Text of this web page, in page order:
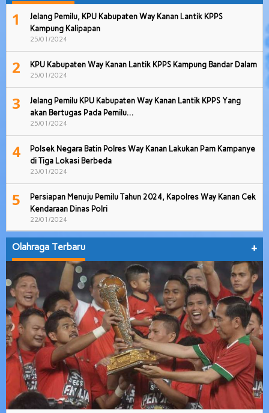
1
Jelang Pemilu, KPU Kabupaten Way Kanan Lantik KPPS
Kampung Kalipapan
25/01/2024
2 KPU Kabupaten Way Kanan Lantik KPPS Kampung Bandar Dalam
25/01/2024
3
Jelang Pemilu KPU Kabupaten Way Kanan Lantik KPPS Yang
akan Bertugas Pada Pemilu…
25/01/2024
4
Polsek Negara Batin Polres Way Kanan Lakukan Pam Kampanye
di Tiga Lokasi Berbeda
23/01/2024
5
Persiapan Menuju Pemilu Tahun 2024, Kapolres Way Kanan Cek
Kendaraan Dinas Polri
22/01/2024
Olahraga Terbaru +